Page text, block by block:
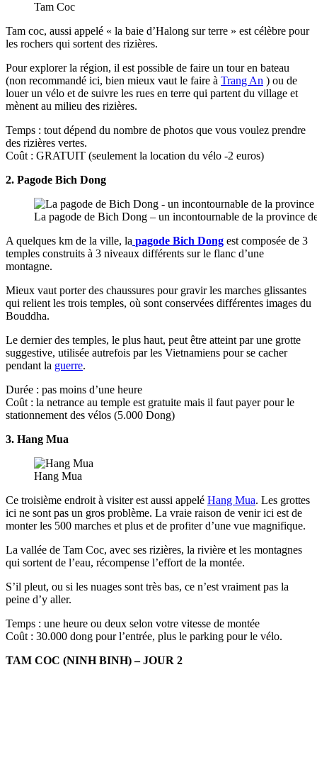
Tam Coc
Tam coc, aussi appelé « la baie d’Halong sur terre » est célèbre pour
les rochers qui sortent des rizières.
Pour explorer la région, il est possible de faire un tour en bateau
(non recommandé ici, bien mieux vaut le faire à Trang An ) ou de
louer un vélo et de suivre les rues en terre qui partent du village et
mènent au milieu des rizières.
Temps : tout dépend du nombre de photos que vous voulez prendre
des rizières vertes.
Coût : GRATUIT (seulement la location du vélo -2 euros)
2. Pagode Bich Dong
La pagode de Bich Dong – un incontournable de la province
A quelques km de la ville, la pagode Bich Dong est composée de 3
temples construits à 3 niveaux différents sur le flanc d’une
montagne.
Mieux vaut porter des chaussures pour gravir les marches glissantes
qui relient les trois temples, où sont conservées différentes images du
Bouddha.
Le dernier des temples, le plus haut, peut être atteint par une grotte
suggestive, utilisée autrefois par les Vietnamiens pour se cacher
pendant la guerre.
Durée : pas moins d’une heure
Coût : la netrance au temple est gratuite mais il faut payer pour le
stationnement des vélos (5.000 Dong)
3. Hang Mua
Hang Mua
Ce troisième endroit à visiter est aussi appelé Hang Mua. Les grottes
ici ne sont pas un gros problème. La vraie raison de venir ici est de
monter les 500 marches et plus et de profiter d’une vue magnifique.
La vallée de Tam Coc, avec ses rizières, la rivière et les montagnes
qui sortent de l’eau, récompense l’effort de la montée.
S’il pleut, ou si les nuages sont très bas, ce n’est vraiment pas la
peine d’y aller.
Temps : une heure ou deux selon votre vitesse de montée
Coût : 30.000 dong pour l’entrée, plus le parking pour le vélo.
TAM COC (NINH BINH) – JOUR 2